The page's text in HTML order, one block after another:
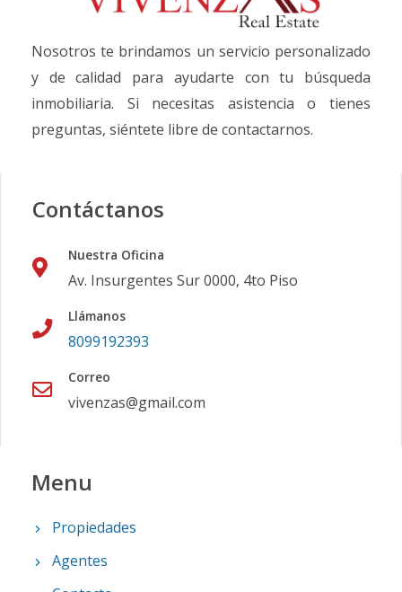
Nosotros te brindamos un servicio personalizado
y de calidad para ayudarte con tu búsqueda
inmobiliaria. Si necesitas asistencia o tienes
preguntas, siéntete libre de contactarnos.
Contáctanos
Nuestra Oficina
Av. Insurgentes Sur 0000, 4to Piso
Llámanos
8099192393
Correo
vivenzas@gmail.com
Menu
Propiedades
Agentes